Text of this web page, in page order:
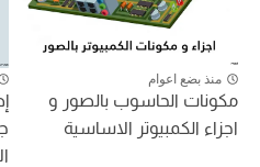
منذ بضع اعوام
مكونات الحاسوب بالصور و
اجزاء الكمبيوتر الاساسية